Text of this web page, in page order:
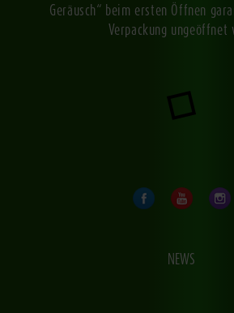
Geräusch“ beim ersten Öffnen
Verpackung ungeöffnet
NEWS